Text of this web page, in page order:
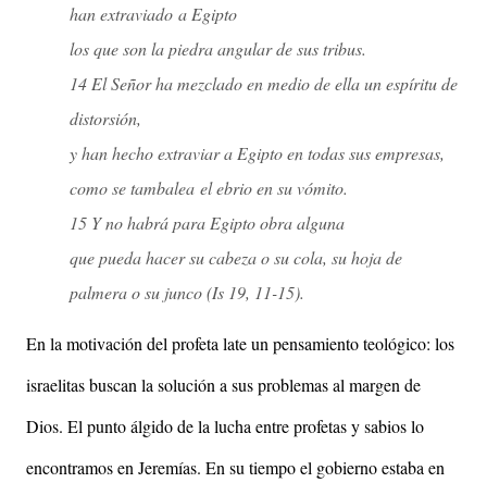
han extraviado a Egipto
los que son la piedra angular de sus tribus.
14 El Señor ha mezclado en medio de ella un espíritu de
distorsión,
y han hecho extraviar a Egipto en todas sus empresas,
como se tambalea el ebrio en su vómito.
15 Y no habrá para Egipto obra alguna
que pueda hacer su cabeza o su cola, su hoja de
palmera o su junco (Is 19, 11-15).
En la motivación del profeta late un pensamiento teológico: los
israelitas buscan la solución a sus problemas al margen de
Dios. El punto álgido de la lucha entre profetas y sabios lo
encontramos en Jeremías. En su tiempo el gobierno estaba en